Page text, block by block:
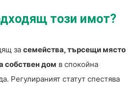
този имот?
за семейства, търсещи място
собствен дом в спокойна
Регулираният статут спестява